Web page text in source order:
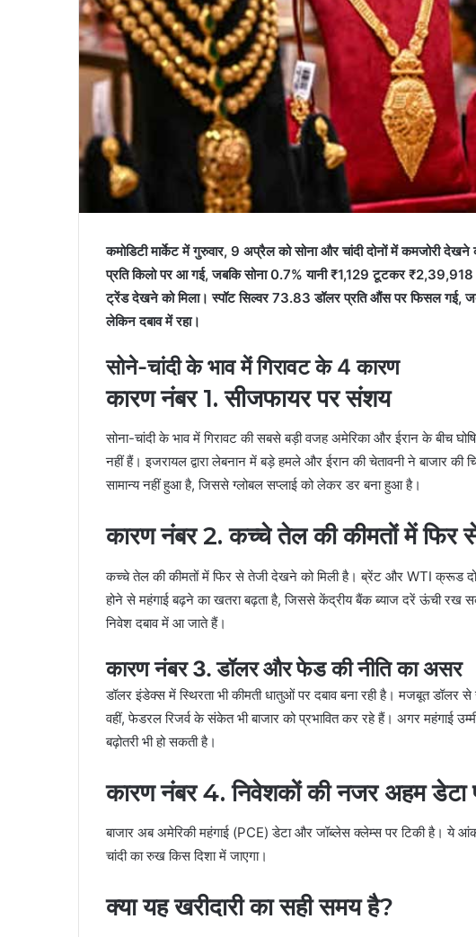
कमोडिटी मार्केट में गुरुवार, 9 अप्रैल को सोना और चांदी दोनों में कमजोरी
प्रति किलो पर आ गई, जबकि सोना 0.7% यानी ₹1,129 टूटकर ₹2,39,918
ट्रेंड देखने को मिला। स्पॉट सिल्वर 73.83 डॉलर प्रति औंस पर फिसल गई,
लेकिन दबाव में रहा।
सोने-चांदी के भाव में गिरावट के 4 कारण
कारण नंबर 1. सीजफायर पर संशय
सोना-चांदी के भाव में गिरावट की सबसे बड़ी वजह अमेरिका और ईरान के बीच
नहीं हैं। इजरायल द्वारा लेबनान में बड़े हमले और ईरान की चेतावनी ने बाजार की
सामान्य नहीं हुआ है, जिससे ग्लोबल सप्लाई को लेकर डर बना हुआ है।
कारण नंबर 2. कच्चे तेल की कीमतों में फिर
कच्चे तेल की कीमतों में फिर से तेजी देखने को मिली है। ब्रेंट और WTI क्रूड
होने से महंगाई बढ़ने का खतरा बढ़ता है, जिससे केंद्रीय बैंक ब्याज दरें ऊंची रख
निवेश दबाव में आ जाते हैं।
कारण नंबर 3. डॉलर और फेड की नीति का असर
डॉलर इंडेक्स में स्थिरता भी कीमती धातुओं पर दबाव बना रही है। मजबूत डॉलर
वहीं, फेडरल रिजर्व के संकेत भी बाजार को प्रभावित कर रहे हैं। अगर महंगाई
बढ़ोतरी भी हो सकती है।
कारण नंबर 4. निवेशकों की नजर अहम डेटा
बाजार अब अमेरिकी महंगाई (PCE) डेटा और जॉब्लेस क्लेम्स पर टिकी है। ये
चांदी का रुख किस दिशा में जाएगा।
क्या यह खरीदारी का सही समय है?